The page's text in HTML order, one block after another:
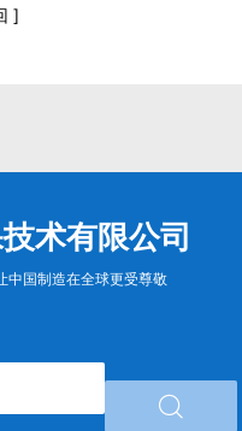
]
术有限公司
中国制造在全球更受尊敬
